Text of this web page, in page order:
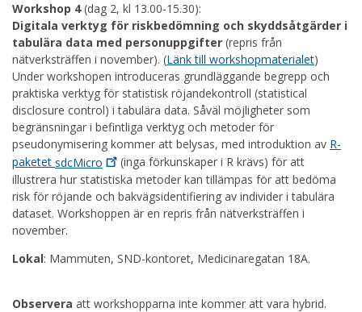
Workshop 4(dag 2, kl 13.00-15.30):
Digitala verktyg för riskbedömning och skyddsåtgärder i
tabulära data med personuppgifter (repris från
nätverksträffen i november). (Länk till workshopmaterialet)
Under workshopen introduceras grundläggande begrepp och
praktiska verktyg för statistisk röjandekontroll (statistical
disclosure control) i tabulära data. Såväl möjligheter som
begränsningar i befintliga verktyg och metoder för
pseudonymisering kommer att belysas, med introduktion av R-
paketet sdcMicro
(inga förkunskaper i R krävs) för att
illustrera hur statistiska metoder kan tillämpas för att bedöma
risk för röjande och bakvägsidentifiering av individer i tabulära
dataset. Workshoppen är en repris från nätverksträffen i
november.
Lokal: Mammuten, SND-kontoret, Medicinaregatan 18A.
Observera att workshopparna inte kommer att vara hybrid.